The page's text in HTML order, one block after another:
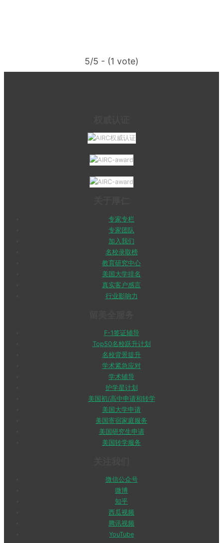
5/5 - (1 vote)
专家专栏
专家团队
加入我们
名校录取榜
教育研究中心
美国大学排名
真实客户感言
行业影响力
F-1签证辅导
Top50名校跃升计划
名校背景提升
学术紧急应对
学术辅导
护学星计划
美国初/高中申请和转学
美国大学申请
美国寄宿家庭服务
美国研究生申请
美国转学服务
微信公众号
微博
知乎
西瓜视频
腾讯视频
YouTube